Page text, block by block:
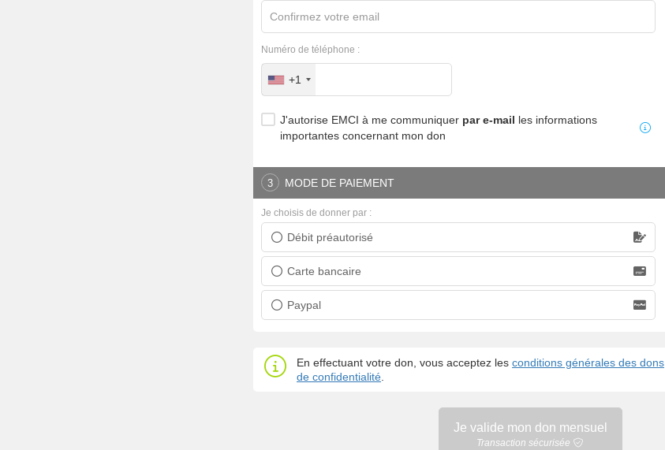
Confirmez votre email
Numéro de téléphone :
+1
J'autorise EMCI à me communiquer par e-mail les informations
importantes concernant mon don
3 MODE DE PAIEMENT
Débit préautorisé
Prélèvement bancaire
Carte bancaire
Carte bancaire
Paypal
Paypal
Je choisis de donner par :
En effectuant votre don, vous acceptez les conditions générales des dons
de confidentialité.
Je valide mon don mensuel
Transaction sécurisée